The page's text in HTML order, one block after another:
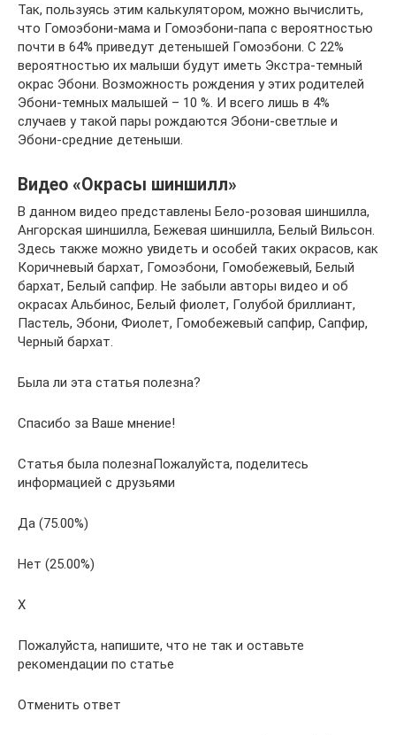
Так, пользуясь этим калькулятором, можно вычислить,
что Гомоэбони-мама и Гомоэбони-папа с вероятностью
почти в 64% приведут детенышей Гомоэбони. С 22%
вероятностью их малыши будут иметь Экстра-темный
окрас Эбони. Возможность рождения у этих родителей
Эбони-темных малышей – 10 %. И всего лишь в 4%
случаев у такой пары рождаются Эбони-светлые и
Эбони-средние детеныши.
Видео «Окрасы шиншилл»
В данном видео представлены Бело-розовая шиншилла,
Ангорская шиншилла, Бежевая шиншилла, Белый Вильсон.
Здесь также можно увидеть и особей таких окрасов, как
Коричневый бархат, Гомоэбони, Гомобежевый, Белый
бархат, Белый сапфир. Не забыли авторы видео и об
окрасах Альбинос, Белый фиолет, Голубой бриллиант,
Пастель, Эбони, Фиолет, Гомобежевый сапфир, Сапфир,
Черный бархат.
Была ли эта статья полезна?
Спасибо за Ваше мнение!
Статья была полезнаПожалуйста, поделитесь
информацией с друзьями
Да (75.00%)
Нет (25.00%)
X
Пожалуйста, напишите, что не так и оставьте
рекомендации по статье
Отменить ответ